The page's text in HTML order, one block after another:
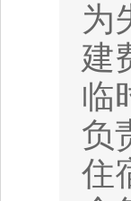
为
建
临
负
住